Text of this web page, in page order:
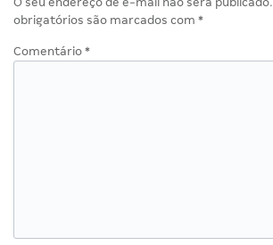
obrigatórios são marcados com *
Comentário *